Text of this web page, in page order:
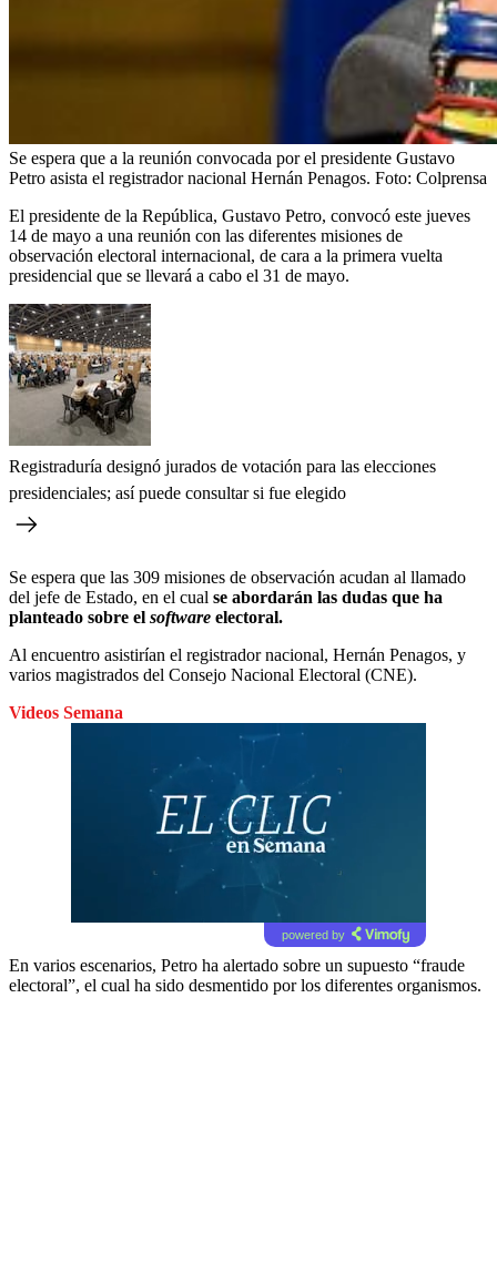
Se espera que a la reunión convocada por el presidente Gustavo
Petro asista el registrador nacional Hernán Penagos. Foto: Colprensa
El presidente de la República, Gustavo Petro, convocó este jueves
14 de mayo a una reunión con las diferentes misiones de
observación electoral internacional, de cara a la primera vuelta
presidencial que se llevará a cabo el 31 de mayo.
Registraduría designó jurados de votación para las elecciones
presidenciales; así puede consultar si fue elegido
Se espera que las 309 misiones de observación acudan al llamado
del jefe de Estado, en el cual se abordarán las dudas que ha
planteado sobre el software electoral.
Al encuentro asistirían el registrador nacional, Hernán Penagos, y
varios magistrados del Consejo Nacional Electoral (CNE).
Videos Semana
powered by
En varios escenarios, Petro ha alertado sobre un supuesto “fraude
electoral”, el cual ha sido desmentido por los diferentes organismos.